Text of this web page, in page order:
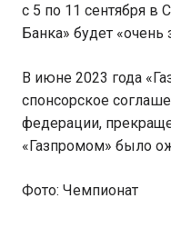
с 5 по 11 сентября в
Банка» будет
В июне 2023 года
спонсорское
федерации,
«Газпромом» было
Фото: Чемпионат